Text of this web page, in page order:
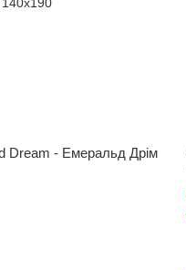
Dream - Емеральд Дрім